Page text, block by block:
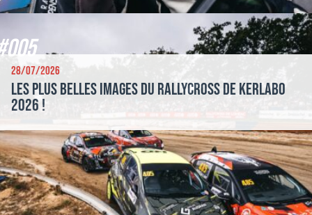
28/07/2026
Les plus belles images du Rallycross de Kerlabo
2026 !